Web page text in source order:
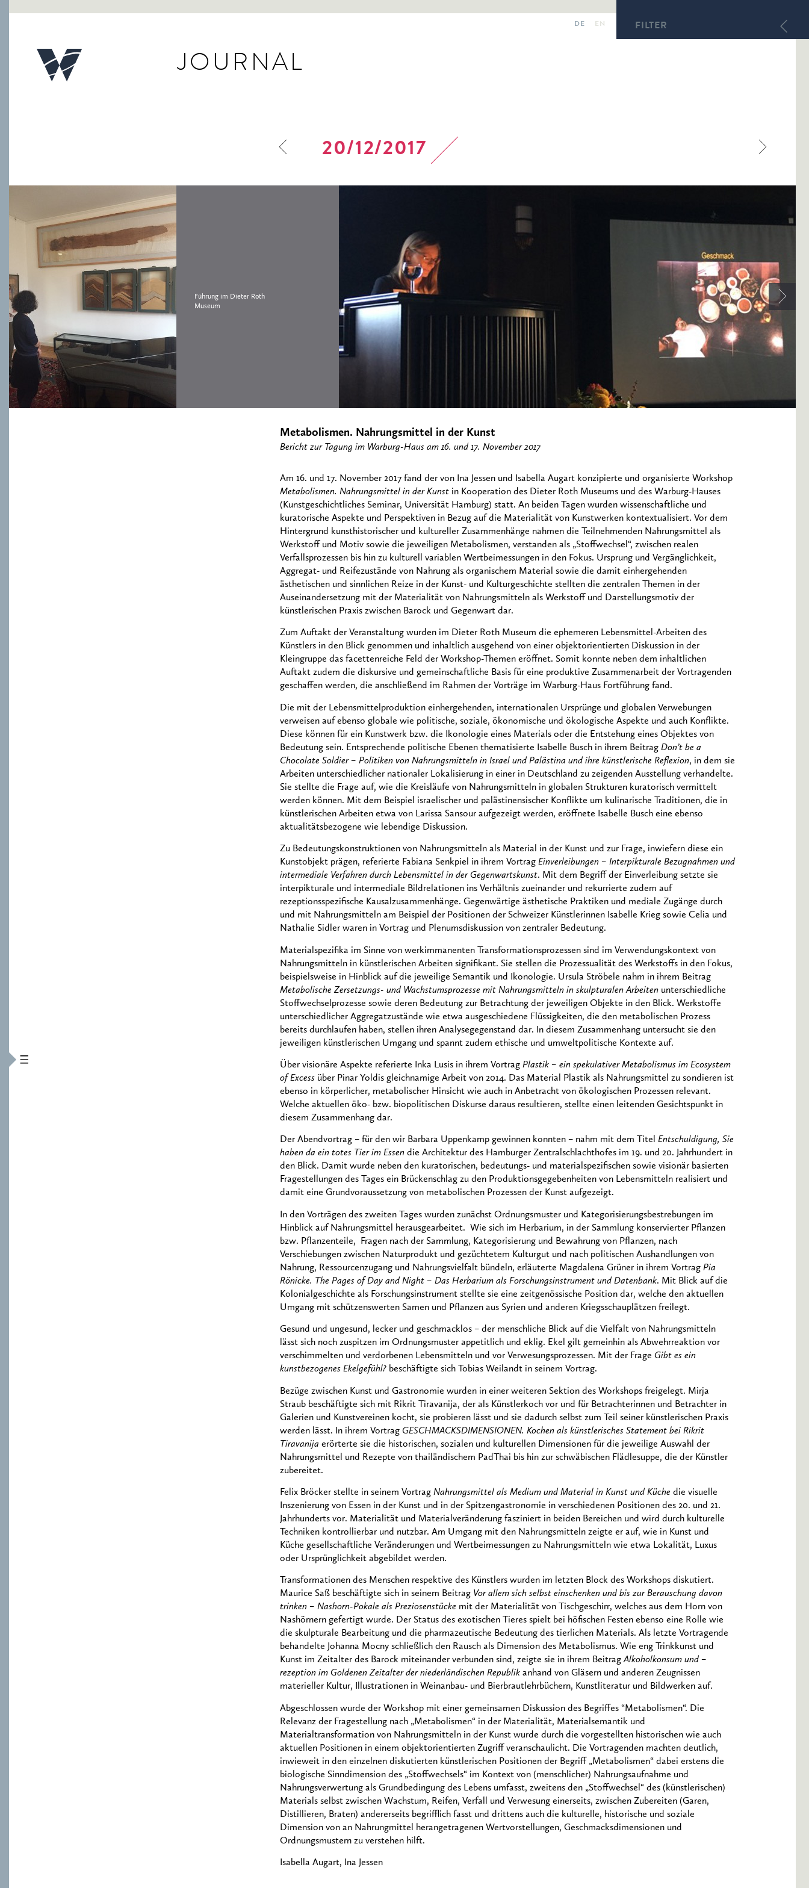
DE EN FILTER
JOURNAL
20/12/2017
Führung im Dieter Roth
Museum
Metabolismen. Nahrungsmittel in der Kunst
Bericht zur Tagung im Warburg-Haus am 16. und 17. November 2017
Am 16. und 17. November 2017 fand der von Ina Jessen und Isabella Augart konzipierte und organisierte Workshop
Metabolismen. Nahrungsmittel in der Kunst in Kooperation des Dieter Roth Museums und des Warburg-Hauses
(Kunstgeschichtliches Seminar, Universität Hamburg) statt. An beiden Tagen wurden wissenschaftliche und
kuratorische Aspekte und Perspektiven in Bezug auf die Materialität von Kunstwerken kontextualisiert. Vor dem
Hintergrund kunsthistorischer und kultureller Zusammenhänge nahmen die Teilnehmenden Nahrungsmittel als
Werkstoff und Motiv sowie die jeweiligen Metabolismen, verstanden als „Stoffwechsel“, zwischen realen
Verfallsprozessen bis hin zu kulturell variablen Wertbeimessungen in den Fokus. Ursprung und Vergänglichkeit,
Aggregat- und Reifezustände von Nahrung als organischem Material sowie die damit einhergehenden
ästhetischen und sinnlichen Reize in der Kunst- und Kulturgeschichte stellten die zentralen Themen in der
Auseinandersetzung mit der Materialität von Nahrungsmitteln als Werkstoff und Darstellungsmotiv der
künstlerischen Praxis zwischen Barock und Gegenwart dar.
Zum Auftakt der Veranstaltung wurden im Dieter Roth Museum die ephemeren Lebensmittel-Arbeiten des
Künstlers in den Blick genommen und inhaltlich ausgehend von einer objektorientierten Diskussion in der
Kleingruppe das facettenreiche Feld der Workshop-Themen eröffnet. Somit konnte neben dem inhaltlichen
Auftakt zudem die diskursive und gemeinschaftliche Basis für eine produktive Zusammenarbeit der Vortragenden
geschaffen werden, die anschließend im Rahmen der Vorträge im Warburg-Haus Fortführung fand.
Die mit der Lebensmittelproduktion einhergehenden, internationalen Ursprünge und globalen Verwebungen
verweisen auf ebenso globale wie politische, soziale, ökonomische und ökologische Aspekte und auch Konflikte.
Diese können für ein Kunstwerk bzw. die Ikonologie eines Materials oder die Entstehung eines Objektes von
Bedeutung sein. Entsprechende politische Ebenen thematisierte Isabelle Busch in ihrem Beitrag Don’t be a
Chocolate Soldier – Politiken von Nahrungsmitteln in Israel und Palästina und ihre künstlerische Reflexion, in dem sie
Arbeiten unterschiedlicher nationaler Lokalisierung in einer in Deutschland zu zeigenden Ausstellung verhandelte.
Sie stellte die Frage auf, wie die Kreisläufe von Nahrungsmitteln in globalen Strukturen kuratorisch vermittelt
werden können. Mit dem Beispiel israelischer und palästinensischer Konflikte um kulinarische Traditionen, die in
künstlerischen Arbeiten etwa von Larissa Sansour aufgezeigt werden, eröffnete Isabelle Busch eine ebenso
aktualitätsbezogene wie lebendige Diskussion.
Zu Bedeutungskonstruktionen von Nahrungsmitteln als Material in der Kunst und zur Frage, inwiefern diese ein
Kunstobjekt prägen, referierte Fabiana Senkpiel in ihrem Vortrag Einverleibungen – Interpikturale Bezugnahmen und
intermediale Verfahren durch Lebensmittel in der Gegenwartskunst. Mit dem Begriff der Einverleibung setzte sie
interpikturale und intermediale Bildrelationen ins Verhältnis zueinander und rekurrierte zudem auf
rezeptionsspezifische Kausalzusammenhänge. Gegenwärtige ästhetische Praktiken und mediale Zugänge durch
und mit Nahrungsmitteln am Beispiel der Positionen der Schweizer Künstlerinnen Isabelle Krieg sowie Celia und
Nathalie Sidler waren in Vortrag und Plenumsdiskussion von zentraler Bedeutung.
Materialspezifika im Sinne von werkimmanenten Transformationsprozessen sind im Verwendungskontext von
Nahrungsmitteln in künstlerischen Arbeiten signifikant. Sie stellen die Prozessualität des Werkstoffs in den Fokus,
beispielsweise in Hinblick auf die jeweilige Semantik und Ikonologie. Ursula Ströbele nahm in ihrem Beitrag
Metabolische Zersetzungs- und Wachstumsprozesse mit Nahrungsmitteln in skulpturalen Arbeiten unterschiedliche
Stoffwechselprozesse sowie deren Bedeutung zur Betrachtung der jeweiligen Objekte in den Blick. Werkstoffe
unterschiedlicher Aggregatzustände wie etwa ausgeschiedene Flüssigkeiten, die den metabolischen Prozess
bereits durchlaufen haben, stellen ihren Analysegegenstand dar. In diesem Zusammenhang untersucht sie den
jeweiligen künstlerischen Umgang und spannt zudem ethische und umweltpolitische Kontexte auf.
Über visionäre Aspekte referierte Inka Lusis in ihrem Vortrag Plastik – ein spekulativer Metabolismus im Ecosystem
of Excess über Pinar Yoldis gleichnamige Arbeit von 2014. Das Material Plastik als Nahrungsmittel zu sondieren ist
ebenso in körperlicher, metabolischer Hinsicht wie auch in Anbetracht von ökologischen Prozessen relevant.
Welche aktuellen öko- bzw. biopolitischen Diskurse daraus resultieren, stellte einen leitenden Gesichtspunkt in
diesem Zusammenhang dar.
Der Abendvortrag – für den wir Barbara Uppenkamp gewinnen konnten – nahm mit dem Titel Entschuldigung, Sie
haben da ein totes Tier im Essen die Architektur des Hamburger Zentralschlachthofes im 19. und 20. Jahrhundert in
den Blick. Damit wurde neben den kuratorischen, bedeutungs- und materialspezifischen sowie visionär basierten
Fragestellungen des Tages ein Brückenschlag zu den Produktionsgegebenheiten von Lebensmitteln realisiert und
damit eine Grundvoraussetzung von metabolischen Prozessen der Kunst aufgezeigt.
In den Vorträgen des zweiten Tages wurden zunächst Ordnungsmuster und Kategorisierungsbestrebungen im
Hinblick auf Nahrungsmittel herausgearbeitet. Wie sich im Herbarium, in der Sammlung konservierter Pflanzen
bzw. Pflanzenteile, Fragen nach der Sammlung, Kategorisierung und Bewahrung von Pflanzen, nach
Verschiebungen zwischen Naturprodukt und gezüchtetem Kulturgut und nach politischen Aushandlungen von
Nahrung, Ressourcenzugang und Nahrungsvielfalt bündeln, erläuterte Magdalena Grüner in ihrem Vortrag Pia
Rönicke. The Pages of Day and Night – Das Herbarium als Forschungsinstrument und Datenbank. Mit Blick auf die
Kolonialgeschichte als Forschungsinstrument stellte sie eine zeitgenössische Position dar, welche den aktuellen
Umgang mit schützenswerten Samen und Pflanzen aus Syrien und anderen Kriegsschauplätzen freilegt.
Gesund und ungesund, lecker und geschmacklos – der menschliche Blick auf die Vielfalt von Nahrungsmitteln
lässt sich noch zuspitzen im Ordnungsmuster appetitlich und eklig. Ekel gilt gemeinhin als Abwehrreaktion vor
verschimmelten und verdorbenen Lebensmitteln und vor Verwesungsprozessen. Mit der Frage Gibt es ein
kunstbezogenes Ekelgefühl? beschäftigte sich Tobias Weilandt in seinem Vortrag.
Bezüge zwischen Kunst und Gastronomie wurden in einer weiteren Sektion des Workshops freigelegt. Mirja
Straub beschäftigte sich mit Rikrit Tiravanija, der als Künstlerkoch vor und für Betrachterinnen und Betrachter in
Galerien und Kunstvereinen kocht, sie probieren lässt und sie dadurch selbst zum Teil seiner künstlerischen Praxis
werden lässt. In ihrem Vortrag GESCHMACKSDIMENSIONEN. Kochen als künstlerisches Statement bei Rikrit
Tiravanija erörterte sie die historischen, sozialen und kulturellen Dimensionen für die jeweilige Auswahl der
Nahrungsmittel und Rezepte von thailändischem PadThai bis hin zur schwäbischen Flädlesuppe, die der Künstler
zubereitet.
Felix Bröcker stellte in seinem Vortrag Nahrungsmittel als Medium und Material in Kunst und Küche die visuelle
Inszenierung von Essen in der Kunst und in der Spitzengastronomie in verschiedenen Positionen des 20. und 21.
Jahrhunderts vor. Materialität und Materialveränderung fasziniert in beiden Bereichen und wird durch kulturelle
Techniken kontrollierbar und nutzbar. Am Umgang mit den Nahrungsmitteln zeigte er auf, wie in Kunst und
Küche gesellschaftliche Veränderungen und Wertbeimessungen zu Nahrungsmitteln wie etwa Lokalität, Luxus
oder Ursprünglichkeit abgebildet werden.
Transformationen des Menschen respektive des Künstlers wurden im letzten Block des Workshops diskutiert.
Maurice Saß beschäftigte sich in seinem Beitrag Vor allem sich selbst einschenken und bis zur Berauschung davon
trinken – Nashorn-Pokale als Preziosenstücke mit der Materialität von Tischgeschirr, welches aus dem Horn von
Nashörnern gefertigt wurde. Der Status des exotischen Tieres spielt bei höfischen Festen ebenso eine Rolle wie
die skulpturale Bearbeitung und die pharmazeutische Bedeutung des tierlichen Materials. Als letzte Vortragende
behandelte Johanna Mocny schließlich den Rausch als Dimension des Metabolismus. Wie eng Trinkkunst und
Kunst im Zeitalter des Barock miteinander verbunden sind, zeigte sie in ihrem BeitragAlkoholkonsum und –
rezeption im Goldenen Zeitalter der niederländischen Republik anhand von Gläsern und anderen Zeugnissen
materieller Kultur, Illustrationen in Weinanbau- und Bierbrautlehrbüchern, Kunstliteratur und Bildwerken auf.
Abgeschlossen wurde der Workshop mit einer gemeinsamen Diskussion des Begriffes “Metabolismen“. Die
Relevanz der Fragestellung nach „Metabolismen“ in der Materialität, Materialsemantik und
Materialtransformation von Nahrungsmitteln in der Kunst wurde durch die vorgestellten historischen wie auch
aktuellen Positionen in einem objektorientierten Zugriff veranschaulicht. Die Vortragenden machten deutlich,
inwieweit in den einzelnen diskutierten künstlerischen Positionen der Begriff „Metabolismen“ dabei erstens die
biologische Sinndimension des „Stoffwechsels“ im Kontext von (menschlicher) Nahrungsaufnahme und
Nahrungsverwertung als Grundbedingung des Lebens umfasst, zweitens den „Stoffwechsel“ des (künstlerischen)
Materials selbst zwischen Wachstum, Reifen, Verfall und Verwesung einerseits, zwischen Zubereiten (Garen,
Distillieren, Braten) andererseits begrifflich fasst und drittens auch die kulturelle, historische und soziale
Dimension von an Nahrungmittel herangetragenen Wertvorstellungen, Geschmacksdimensionen und
Ordnungsmustern zu verstehen hilft.
Isabella Augart, Ina Jessen